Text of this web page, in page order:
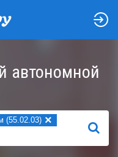
автономной
(55.02.03) ×
НАЙТИ